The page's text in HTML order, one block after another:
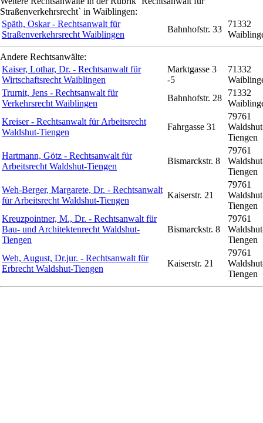
Straßenverkehrsrecht` in Waiblingen:
Späth, Oskar - Rechtsanwalt für
Straßenverkehrsrecht Waiblingen
Bahnhofstr. 33
71332
Andere Rechtsanwälte:
Kaiser, Lothar, Dr. - Rechtsanwalt für
Wirtschaftsrecht Waiblingen
Marktgasse 3
-5
71332
Trurnit, Jens - Rechtsanwalt für
Verkehrsrecht Waiblingen
Bahnhofstr. 28
71332
Kreiser - Rechtsanwalt für Arbeitsrecht
Waldshut-Tiengen
Fahrgasse 31
79761
Tiengen
Hartmann, Götz - Rechtsanwalt für
Arbeitsrecht Waldshut-Tiengen
Bismarckstr. 8
79761
Tiengen
Weh-Berger, Margarete, Dr. - Rechtsanwalt
für Arbeitsrecht Waldshut-Tiengen
Kaiserstr. 21
79761
Tiengen
Kreuzpointner, M., Dr. - Rechtsanwalt für
Bau- und Architektenrecht Waldshut-
Tiengen
Bismarckstr. 8
79761
Tiengen
Weh, August, Dr.jur. - Rechtsanwalt für
Erbrecht Waldshut-Tiengen
Kaiserstr. 21
79761
Tiengen